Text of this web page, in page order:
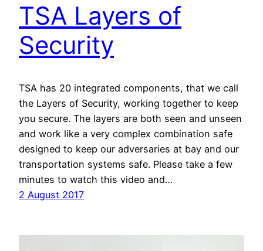
TSA Layers of
Security
TSA has 20 integrated components, that we call
the Layers of Security, working together to keep
you secure. The layers are both seen and unseen
and work like a very complex combination safe
designed to keep our adversaries at bay and our
transportation systems safe. Please take a few
minutes to watch this video and…
2 August 2017